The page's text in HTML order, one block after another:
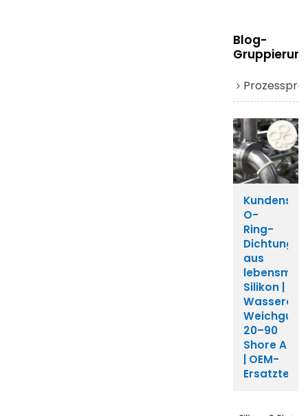
Blog-
O-
Ring-
Dichtung
aus
Silikon |
20–90
Shore A
| OEM-